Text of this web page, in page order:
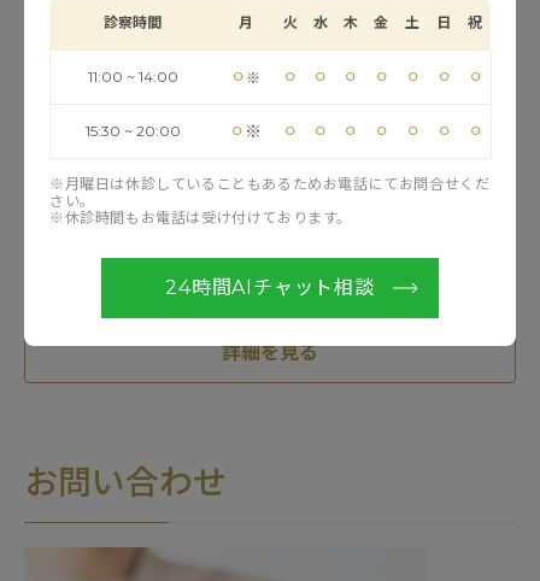
これまでに患者さまから寄せられたご不明点やご不安点
への回答をご確認いただけます。
詳細を見る
お問い合わせ
診察時間 月 火 水 木 金 土 日 祝
11:00 ~ 14:00 ⚪︎ ※ ⚪︎ ⚪︎ ⚪︎ ⚪︎ ⚪︎ ⚪︎ ⚪︎
15:30 ~ 20:00 ⚪︎ ※ ⚪︎ ⚪︎ ⚪︎ ⚪︎ ⚪︎ ⚪︎ ⚪︎
※月曜日は休診していることもあるためお電話にてお問合せくだ
さい。
※休診時間もお電話は受け付けております。
24時間AIチャット相談